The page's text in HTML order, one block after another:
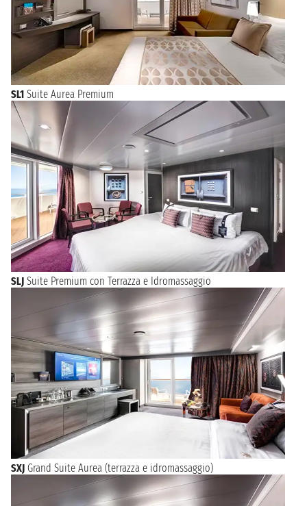
SL1 Suite Aurea Premium
SLJ Suite Premium con Terrazza e Idromassaggio
SXJ Grand Suite Aurea (terrazza e idromassaggio)